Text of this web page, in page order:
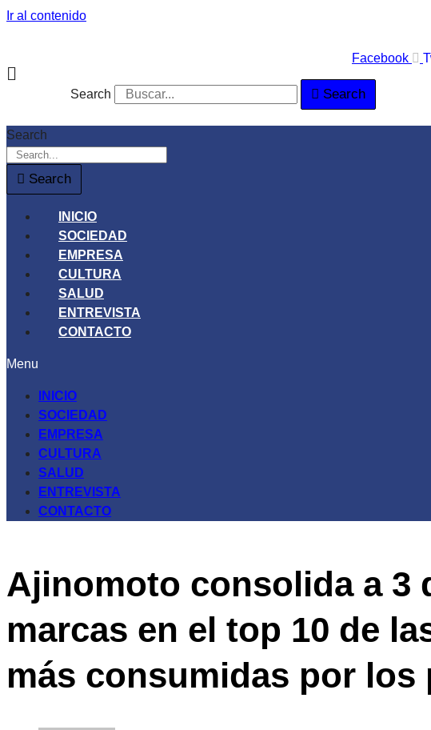
Ir al contenido
Facebook
Search Search
Search
Search
INICIO
SOCIEDAD
EMPRESA
CULTURA
SALUD
ENTREVISTA
CONTACTO
Menu
INICIO
SOCIEDAD
EMPRESA
CULTURA
SALUD
ENTREVISTA
CONTACTO
Ajinomoto consolida a 3
marcas en el top 10 de
más consumidas por los